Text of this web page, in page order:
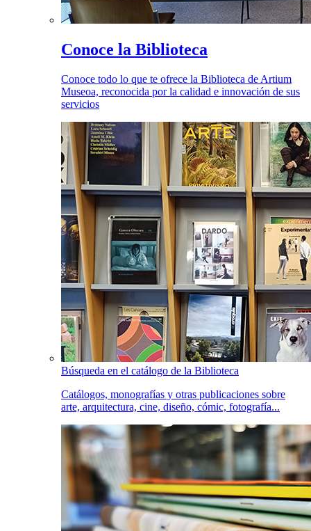
Conoce la Biblioteca
Conoce todo lo que te ofrece la Biblioteca de Artium
Museoa, reconocida por la calidad e innovación de sus
servicios
Búsqueda en el catálogo de la Biblioteca
Catálogos, monografías y otras publicaciones sobre
arte, arquitectura, cine, diseño, cómic, fotografía...